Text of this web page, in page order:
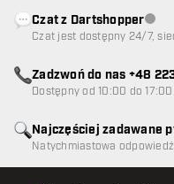
Najczęściej zadawane
Natychmiastowa odpowiedź
Czat z Dartshopper
Czat jest dostępny 24/7,
Zadzwoń do nas +48
Dostępny od 10:00 do 17:00